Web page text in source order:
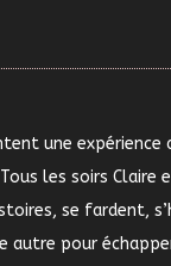
une expérience
les soirs Claire
se fardent,
autre pour